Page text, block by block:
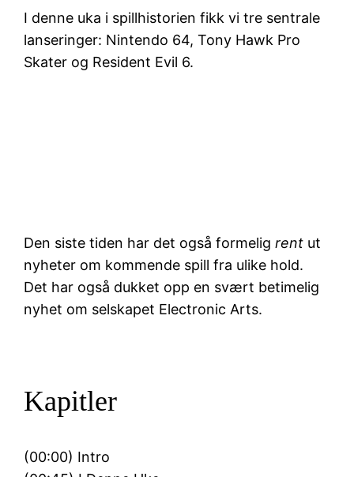
I denne uka i spillhistorien fikk vi tre sentrale
lanseringer: Nintendo 64, Tony Hawk Pro
Skater og Resident Evil 6.
Den siste tiden har det også formeligrent ut
nyheter om kommende spill fra ulike hold.
Det har også dukket opp en svært betimelig
nyhet om selskapet Electronic Arts.
Kapitler
(00:00) Intro